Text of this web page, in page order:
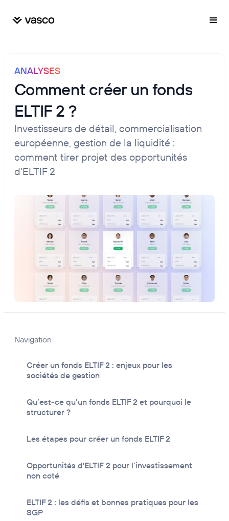
ANALYSES
Comment créer un fonds
ELTIF 2 ?
Investisseurs de détail, commercialisation
européenne, gestion de la liquidité :
comment tirer projet des opportunités
d'ELTIF 2
Navigation
Créer un fonds ELTIF 2 : enjeux pour les
sociétés de gestion
Qu’est-ce qu’un fonds ELTIF 2 et pourquoi le
structurer ?
Les étapes pour créer un fonds ELTIF 2
Opportunités d'ELTIF 2 pour l’investissement
non coté
ELTIF 2 : les défis et bonnes pratiques pour les
SGP